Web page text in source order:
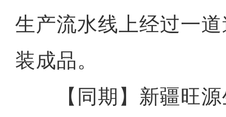
生产流水线上经过一
装成品。
【同期】新疆旺源